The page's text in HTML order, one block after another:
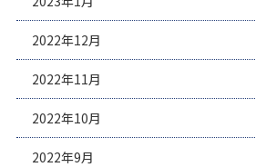
2022年12月
2022年11月
2022年10月
2022年9月